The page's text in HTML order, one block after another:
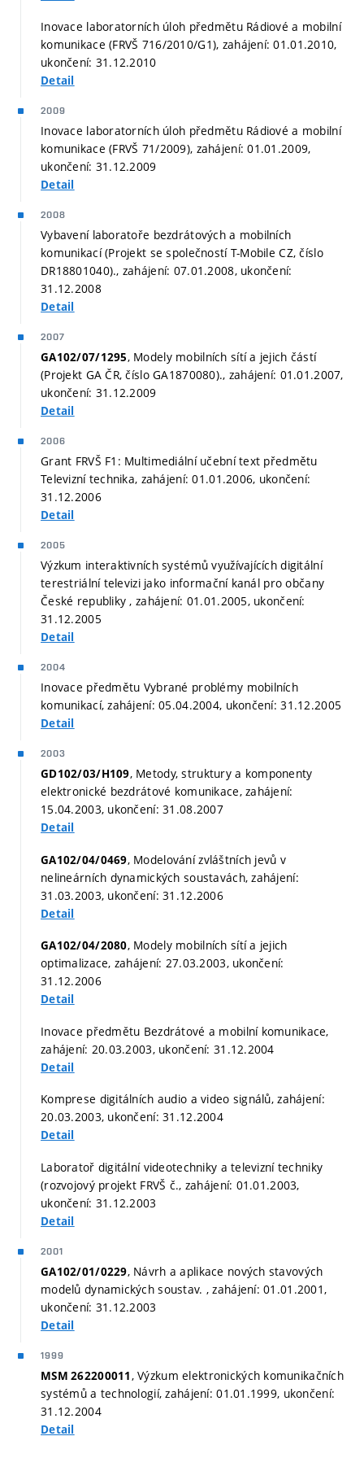
Inovace laboratorních úloh předmětu Rádiové a mobilní
komunikace (FRVŠ 716/2010/G1), zahájení: 01.01.2010,
ukončení: 31.12.2010
Detail
2009
Inovace laboratorních úloh předmětu Rádiové a mobilní
komunikace (FRVŠ 71/2009), zahájení: 01.01.2009,
ukončení: 31.12.2009
Detail
2008
Vybavení laboratoře bezdrátových a mobilních
komunikací (Projekt se společností T-Mobile CZ, číslo
DR18801040)., zahájení: 07.01.2008, ukončení:
31.12.2008
Detail
2007
GA102/07/1295, Modely mobilních sítí a jejich částí
(Projekt GA ČR, číslo GA1870080)., zahájení: 01.01.2007,
ukončení: 31.12.2009
Detail
2006
Grant FRVŠ F1: Multimediální učební text předmětu
Televizní technika, zahájení: 01.01.2006, ukončení:
31.12.2006
Detail
2005
Výzkum interaktivních systémů využívajících digitální
terestriální televizi jako informační kanál pro občany
České republiky , zahájení: 01.01.2005, ukončení:
31.12.2005
Detail
2004
Inovace předmětu Vybrané problémy mobilních
komunikací, zahájení: 05.04.2004, ukončení: 31.12.2005
Detail
2003
GD102/03/H109, Metody, struktury a komponenty
elektronické bezdrátové komunikace, zahájení:
15.04.2003, ukončení: 31.08.2007
Detail
GA102/04/0469, Modelování zvláštních jevů v
nelineárních dynamických soustavách, zahájení:
31.03.2003, ukončení: 31.12.2006
Detail
GA102/04/2080, Modely mobilních sítí a jejich
optimalizace, zahájení: 27.03.2003, ukončení:
31.12.2006
Detail
Inovace předmětu Bezdrátové a mobilní komunikace,
zahájení: 20.03.2003, ukončení: 31.12.2004
Detail
Komprese digitálních audio a video signálů, zahájení:
20.03.2003, ukončení: 31.12.2004
Detail
Laboratoř digitální videotechniky a televizní techniky
(rozvojový projekt FRVŠ č., zahájení: 01.01.2003,
ukončení: 31.12.2003
Detail
2001
GA102/01/0229, Návrh a aplikace nových stavových
modelů dynamických soustav. , zahájení: 01.01.2001,
ukončení: 31.12.2003
Detail
1999
MSM 262200011 , Výzkum elektronických komunikačních
systémů a technologií, zahájení: 01.01.1999, ukončení:
31.12.2004
Detail